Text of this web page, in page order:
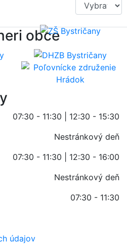
obce
07:30 - 11:30 | 12:30 - 15:30
Nestránkový deň
07:30 - 11:30 | 12:30 - 16:00
Nestránkový deň
07:30 - 11:30
údajov